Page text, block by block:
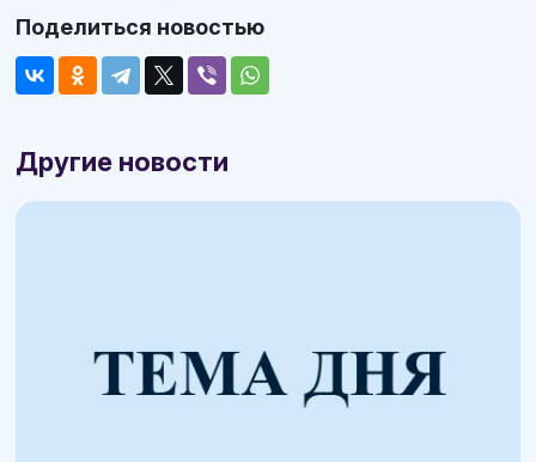
Поделиться новостью
Другие новости